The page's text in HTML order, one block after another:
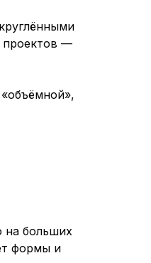
проектов —
на больших
формы и